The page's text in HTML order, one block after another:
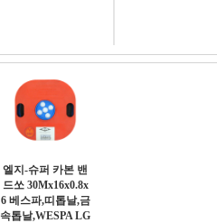
엘지-슈퍼 카본 밴
드쏘 30Mx16x0.8x
6 베스파,띠톱날,금
속톱날,WESPA LG